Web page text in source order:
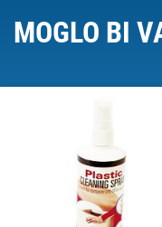
MOGLO BI